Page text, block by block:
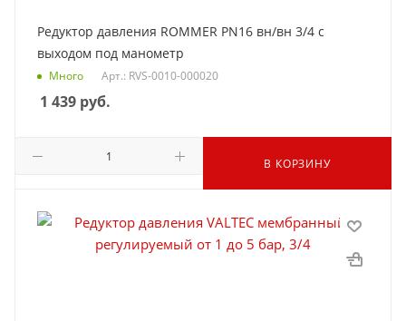
Редуктор давления ROMMER PN16 вн/вн 3/4 с
выходом под манометр
Много Арт.: RVS-0010-000020
1 439 руб.
В КОРЗИНУ